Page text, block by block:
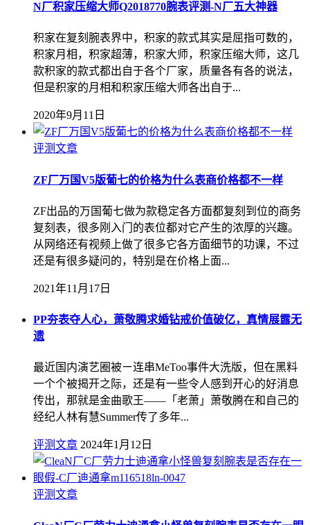
N厂积家压缩大师Q2018770腕表评测-N厂五大神器
积家在复刻腕表界中，积家的款式其实是屈指可数的，
积家月相，积家超薄，积家大师，积家压缩大师，这几
款积家的款式都出自于各个厂家，质量各有各的说法，
但是积家的月相和积家压缩大师各出自于...
2020年9月11日
评测文章
ZF厂万国V5版葡七的价格为什么表商价格都不一样
ZF出品的万国葡七做为款稳定各方面都复刻到位的商务
复刻表，很多刚入门的表位都对它产生的浓厚的兴趣。
从网络还有视频上做了很多它各方面细节的功课，不过
还是有很多疑问的，特别是在价格上面...
2021年11月17日
PP夯表夺人心，萧敬腾求婚钻戒价值破亿，真情展露无
遗
最近国内演艺圈被ㄧ连串MeToo事件大洗版，但在黑料
一个个被揭开之际，还是有一些令人感到开心的好消息
传出，那就是金曲歌王——「老萧」萧敬腾在和自己的
经纪人林有慧Summer传了多年...
评测文章 2024年1月12日
评测文章